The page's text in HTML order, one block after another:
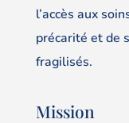
l’accès aux
précarité et de
fragilisés.
Mission